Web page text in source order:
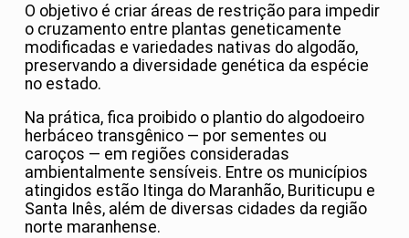
O objetivo é criar áreas de restrição para impedir
o cruzamento entre plantas geneticamente
modificadas e variedades nativas do algodão,
preservando a diversidade genética da espécie
no estado.
Na prática, fica proibido o plantio do algodoeiro
herbáceo transgênico — por sementes ou
caroços — em regiões consideradas
ambientalmente sensíveis. Entre os municípios
atingidos estão Itinga do Maranhão, Buriticupu e
Santa Inês, além de diversas cidades da região
norte maranhense.